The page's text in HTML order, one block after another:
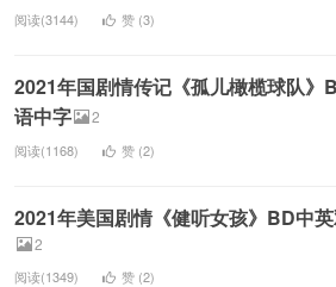
阅读(3144) 赞 (3)
2021年国剧情传记《孤儿橄榄球队》
语中字
2
阅读(1168) 赞 (2)
2021年美国剧情《健听女孩》BD中
2
阅读(1349) 赞 (2)